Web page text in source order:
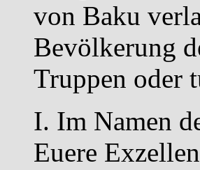
von Baku
Bevölkerung
Truppen oder
I. Im Namen
Euere